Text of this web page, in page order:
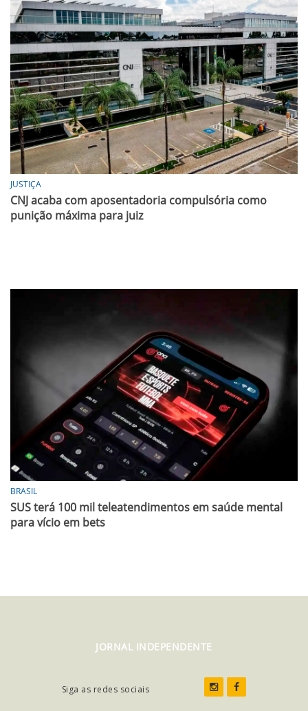
JUSTIÇA
CNJ acaba com aposentadoria compulsória como
punição máxima para juiz
BRASIL
SUS terá 100 mil teleatendimentos em saúde mental
para vício em bets
JORNAL INDEPENDENTE
Siga as redes sociais